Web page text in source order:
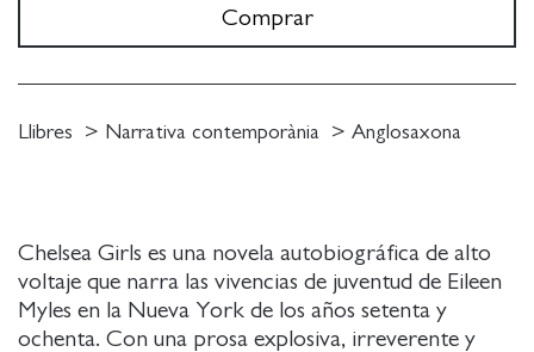
Chelsea Girls es una novela autobiográfica de alto
voltaje que narra las vivencias de juventud de Eileen
Myles en la Nueva York de los años setenta y
ochenta. Con una prosa explosiva, irreverente y
Comprar
Llibres Narrativa contemporània Anglosaxona